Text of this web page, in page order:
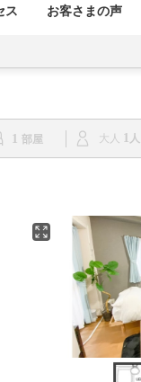
ス お客さまの声
1 大人 1